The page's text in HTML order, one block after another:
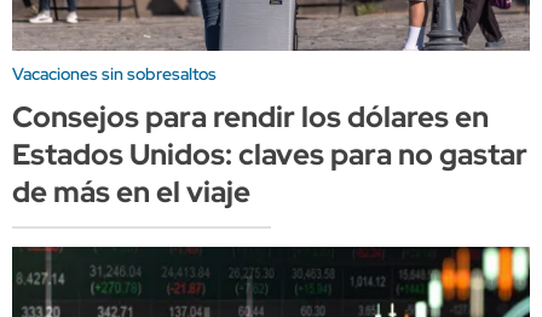
Vacaciones sin sobresaltos
Consejos para rendir los dólares en
Estados Unidos: claves para no gastar
de más en el viaje